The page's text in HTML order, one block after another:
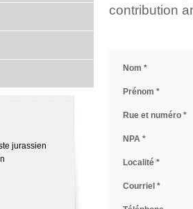
contribution
Nom *
Prénom *
Rue et numéro *
NPA *
Localité *
Courriel *
jurassien